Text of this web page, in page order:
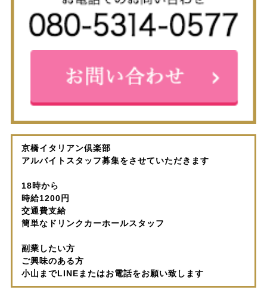
京橋イタリアン倶楽部
アルバイトスタッフ募集をさせていただきます
18時から
時給1200円
交通費支給
簡単なドリンクカーホールスタッフ
副業したい方
ご興味のある方
小山までLINEまたはお電話をお願い致します